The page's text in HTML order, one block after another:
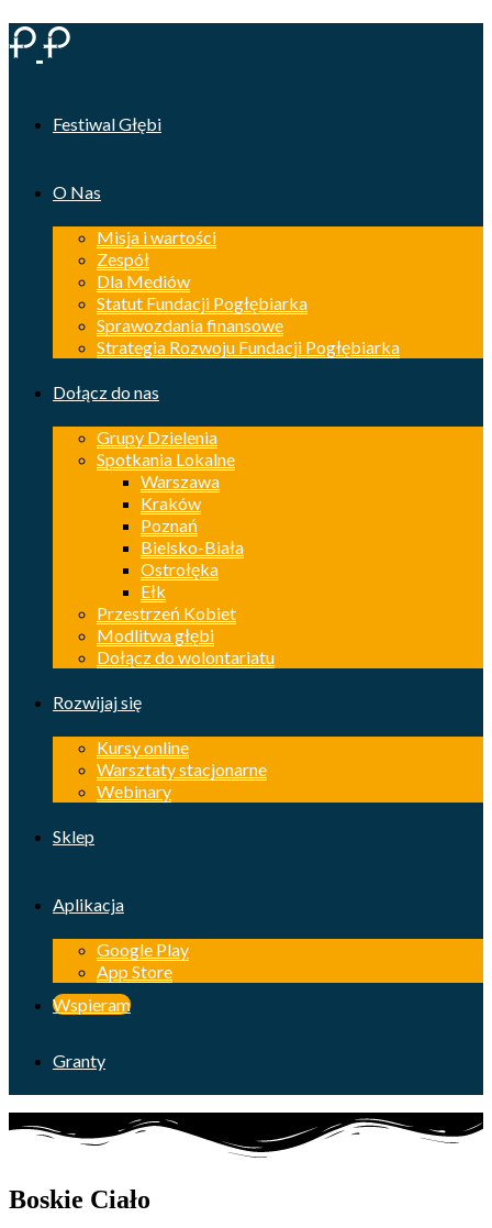
Festiwal Głębi
O Nas
Misja i wartości
Zespół
Dla Mediów
Statut Fundacji Pogłębiarka
Sprawozdania finansowe
Strategia Rozwoju Fundacji Pogłębiarka
Dołącz do nas
Grupy Dzielenia
Spotkania Lokalne
Warszawa
Kraków
Poznań
Bielsko-Biała
Ostrołęka
Ełk
Przestrzeń Kobiet
Modlitwa głębi
Dołącz do wolontariatu
Rozwijaj się
Kursy online
Warsztaty stacjonarne
Webinary
Sklep
Aplikacja
Google Play
App Store
Wspieram
Granty
Boskie Ciało